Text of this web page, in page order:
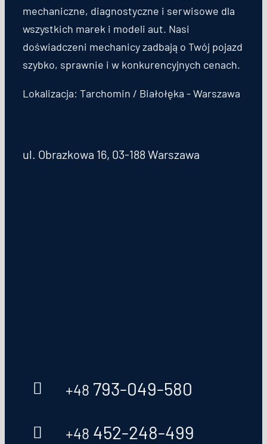
mechaniczne, diagnostyczne i serwisowe dla
wszystkich marek i modeli aut. Nasi
doświadczeni mechanicy zadbają o Twój pojazd
szybko, sprawnie i w konkurencyjnych cenach.
Lokalizacja: Tarchomin / Białołęka - Warszawa
+48 793-049-580
+48 452-248-499
ul. Obrazkowa 16, 03-188 Warszawa